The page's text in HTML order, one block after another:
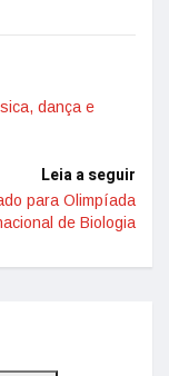
dança e
Leia a seguir
para Olimpíada
de Biologia